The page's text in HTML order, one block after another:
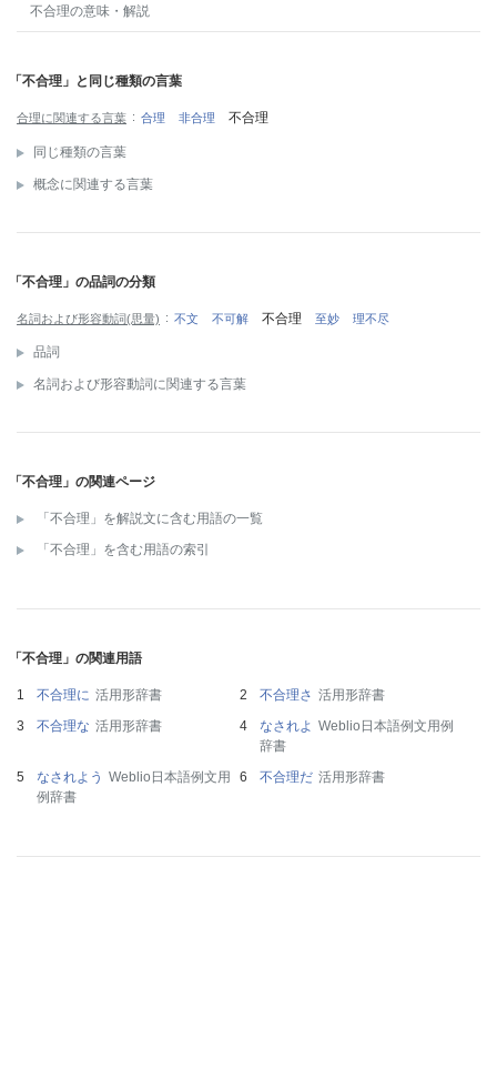
不合理の意味・解説
「不合理」と同じ種類の言葉
合理に関連する言葉 合理 非合理 不合理
同じ種類の言葉
概念に関連する言葉
「不合理」の品詞の分類
名詞および形容動詞(思量) 不文 不可解 不合理 至妙 理不尽
品詞
名詞および形容動詞に関連する言葉
「不合理」の関連ページ
「不合理」を解説文に含む用語の一覧
「不合理」を含む用語の索引
「不合理」の関連用語
不合理に 活用形辞書 不合理さ 活用形辞書
不合理な 活用形辞書 なされよ Weblio日本語例文用例
辞書
なされよう Weblio日本語例文用
例辞書
不合理だ 活用形辞書